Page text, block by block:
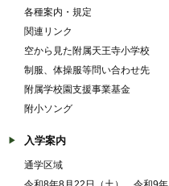
各種案内・規定
関連リンク
空から見た附属天王寺小学校
制服、体操服等問い合わせ先
附属学校園支援事業基金
附小ソング
入学案内
通学区域